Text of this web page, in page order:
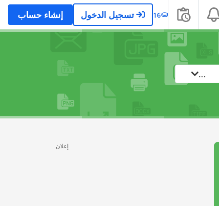
16 تسجيل الدخول إنشاء حساب
...
إعلان